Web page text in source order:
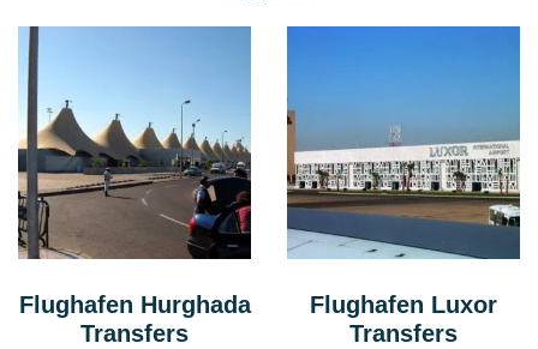
Flughafen Hurghada
Transfers
Flughafen Luxor
Transfers